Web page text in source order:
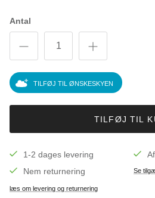
Antal
TILFØJ TIL ØNSKESKYEN
TILFØJ TIL
1-2 dages levering
Nem returnering
læs om levering og returnering
Se